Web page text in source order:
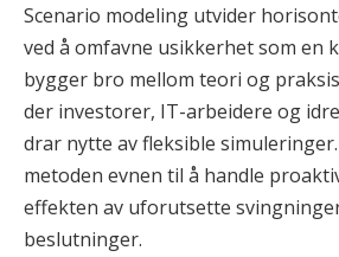
Scenario modeling utvider
ved å omfavne usikkerhet som en
bygger bro mellom teori og
der investorer, IT-arbeidere og
drar nytte av fleksible
metoden evnen til å handle
effekten av uforutsette
beslutninger.